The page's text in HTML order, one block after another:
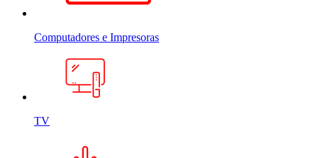
Computadores e Impresoras
TV